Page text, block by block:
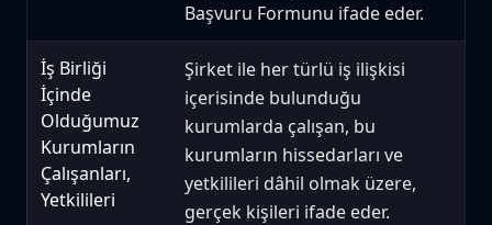
Başvuru Formunu ifade eder.
İş Birliği
İçinde
Olduğumuz
Kurumların
Çalışanları,
Yetkilileri
Şirket ile her türlü iş ilişkisi
içerisinde bulunduğu
kurumlarda çalışan, bu
kurumların hissedarları ve
yetkilileri dâhil olmak üzere,
gerçek kişileri ifade eder.